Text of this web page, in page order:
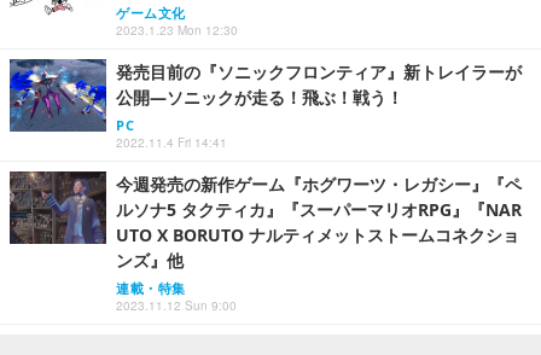
ゲーム文化
2023.1.23 Mon 12:30
発売目前の『ソニックフロンティア』新トレイラーが
公開―ソニックが走る！飛ぶ！戦う！
PC
2022.11.4 Fri 14:41
今週発売の新作ゲーム『ホグワーツ・レガシー』『ペ
ルソナ5 タクティカ』『スーパーマリオRPG』『NAR
UTO X BORUTO ナルティメットストームコネクショ
ンズ』他
連載・特集
2023.11.12 Sun 9:00